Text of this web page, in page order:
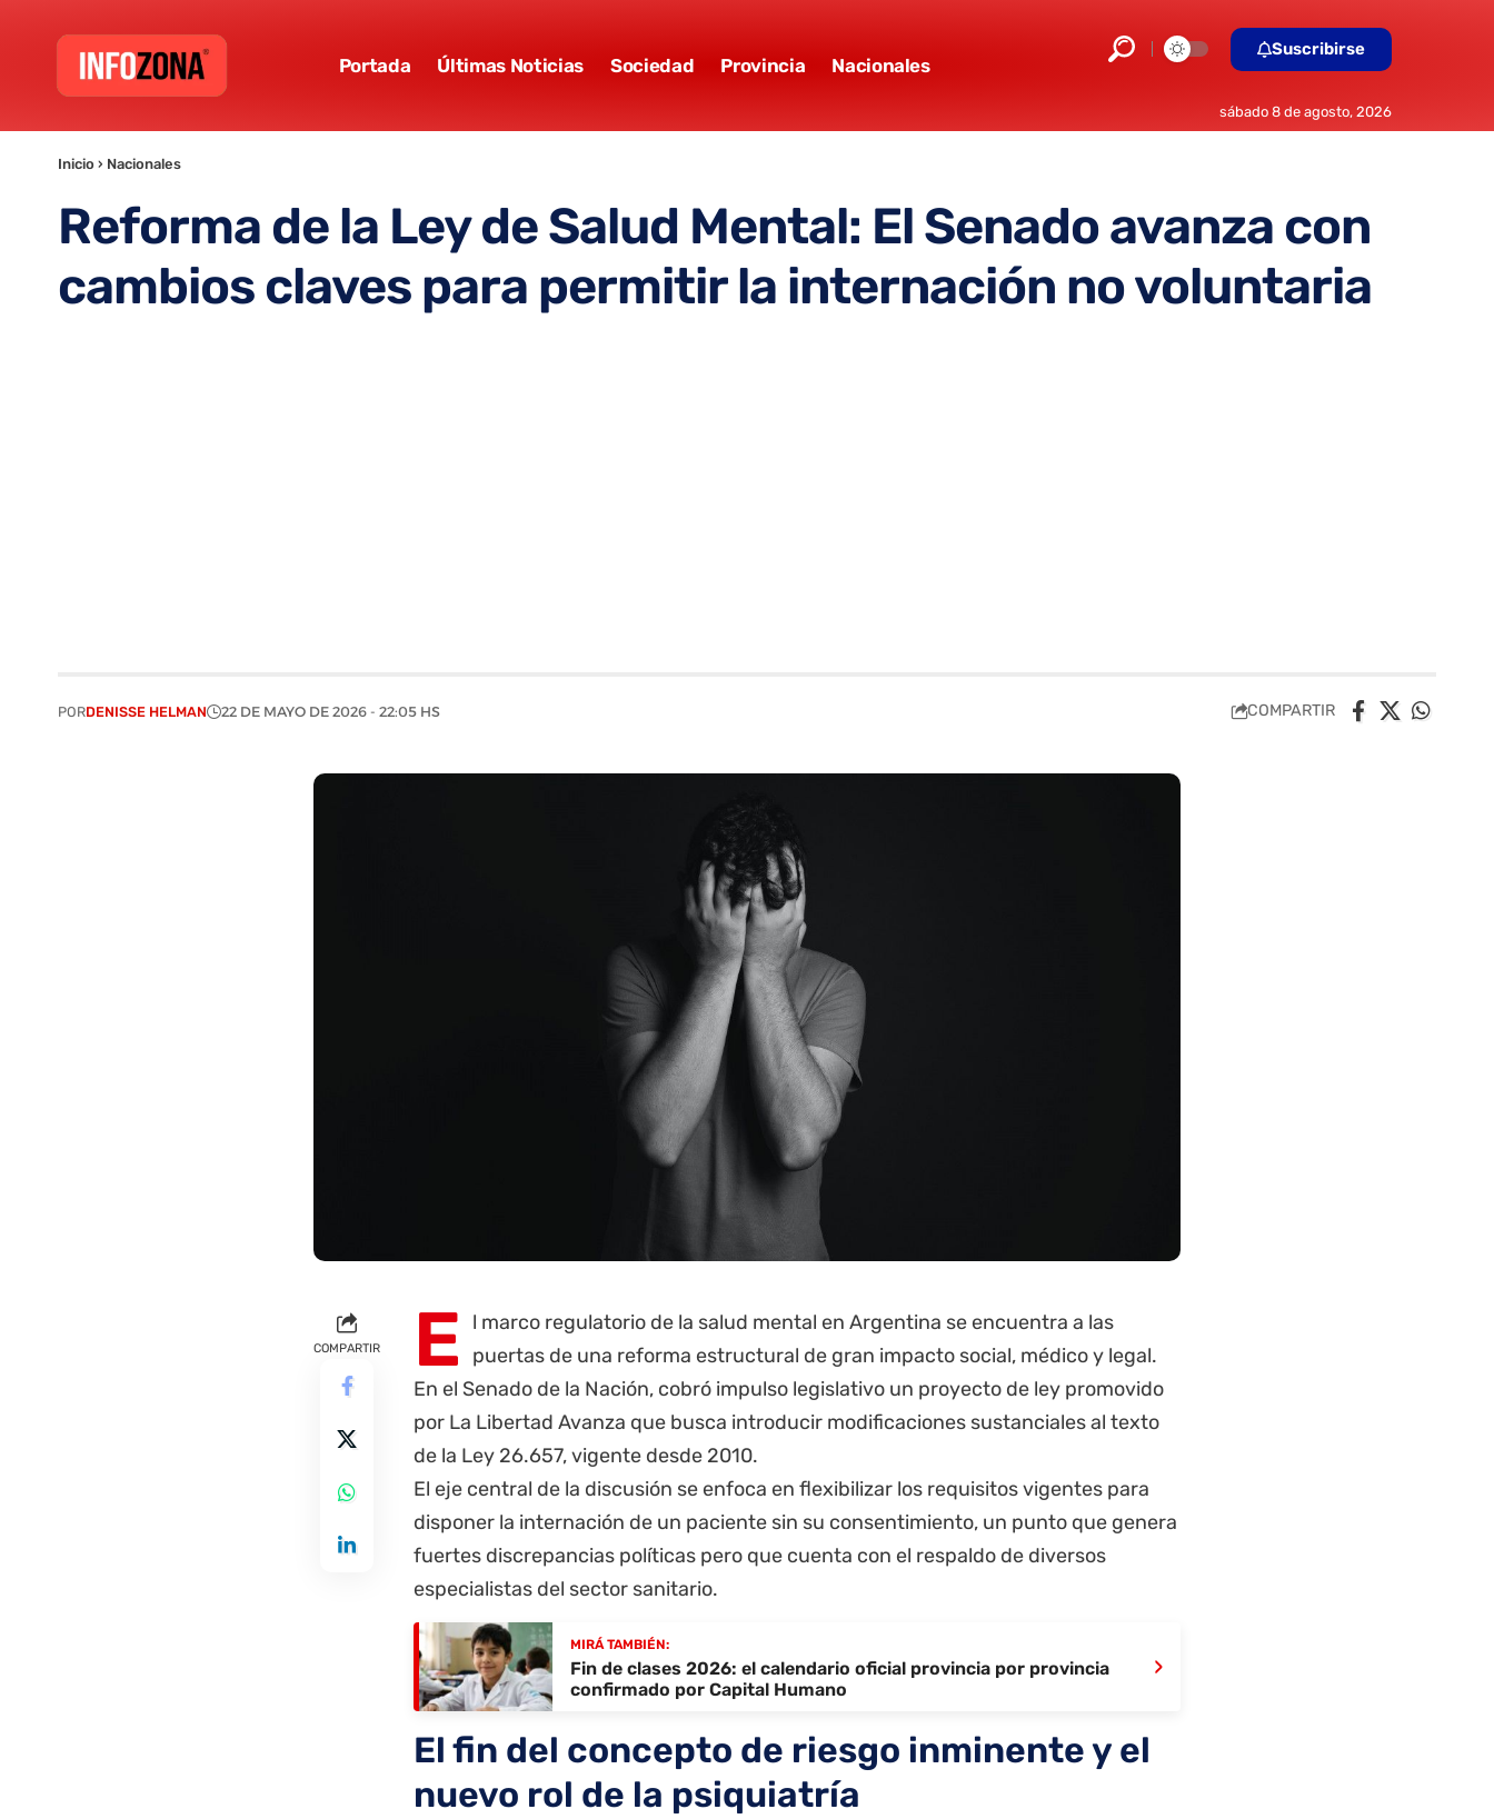
Portada Últimas Noticias Sociedad Provincia Nacionales
Suscribirse
sábado 8 de agosto, 2026
Inicio › Nacionales
Reforma de la Ley de Salud Mental: El Senado avanza con
cambios claves para permitir la internación no voluntaria
PORDENISSE HELMAN 22 DE MAYO DE 2026 - 22:05 HS COMPARTIR
COMPARTIR E
l marco regulatorio de la salud mental en Argentina se encuentra a las
puertas de una reforma estructural de gran impacto social, médico y legal.
En el Senado de la Nación, cobró impulso legislativo un proyecto de ley promovido
por La Libertad Avanza que busca introducir modificaciones sustanciales al texto
de la Ley 26.657, vigente desde 2010.
El eje central de la discusión se enfoca en flexibilizar los requisitos vigentes para
disponer la internación de un paciente sin su consentimiento, un punto que genera
fuertes discrepancias políticas pero que cuenta con el respaldo de diversos
especialistas del sector sanitario.
MIRÁ TAMBIÉN:
Fin de clases 2026: el calendario oficial provincia por provincia
confirmado por Capital Humano
›
El fin del concepto de riesgo inminente y el
nuevo rol de la psiquiatría